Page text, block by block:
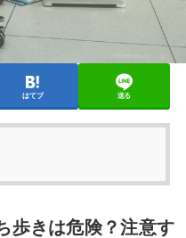
はてブ 送る
歩きは危険？注意す